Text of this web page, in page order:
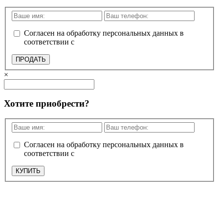
Согласен на обработку персональных данных в
соответствии с
ПРОДАТЬ
×
Хотите приобрести?
Согласен на обработку персональных данных в
соответствии с
КУПИТЬ